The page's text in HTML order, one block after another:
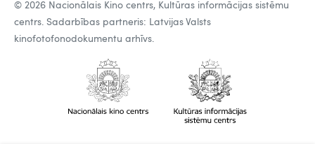
© 2026 Nacionālais Kino centrs, Kultūras informācijas sistēmu
centrs. Sadarbības partneris: Latvijas Valsts
kinofotofonodokumentu arhīvs.